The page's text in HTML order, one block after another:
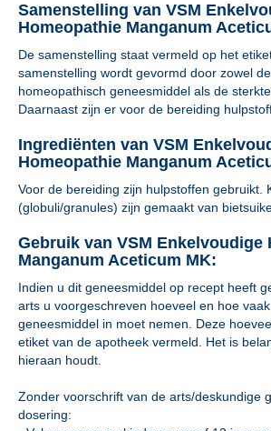
Samenstelling van VSM
Homeopathie Manganum
De samenstelling staat vermeld op het
samenstelling wordt gevormd door zowel
homeopathisch geneesmiddel als de
Daarnaast zijn er voor de bereiding
Ingrediënten van VSM
Homeopathie Manganum
Voor de bereiding zijn hulpstoffen gebruikt.
(globuli/granules) zijn gemaakt van
Gebruik van VSM Enkelvoudige
Manganum Aceticum MK:
Indien u dit geneesmiddel op recept heeft
arts u voorgeschreven hoeveel en hoe
geneesmiddel in moet nemen. Deze
etiket van de apotheek vermeld. Het is
hieraan houdt.
Zonder voorschrift van de arts/deskundige
dosering: